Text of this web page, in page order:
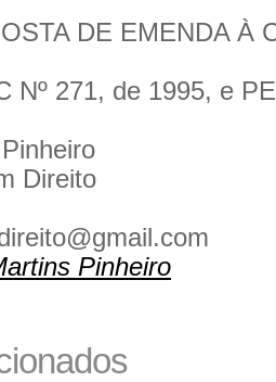
DE EMENDA À
Nº 271, de 1995, e
Direito
Pinheiro